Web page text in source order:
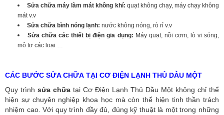
Sửa chữa máy làm mát không khí: quạt không chạy, máy chạy không
mát v.v
Sửa chữa bình nóng lạnh: nước không nóng, rò rỉ v.v
Sửa chữa các thiết bị điện gia dụng: Máy quạt, nồi cơm, lò vi sóng,
mô tơ các loại …
CÁC BƯỚC SỬA CHỮA TẠI CƠ ĐIỆN LẠNH THỦ DẦU MỘT
Quy trình sửa chữa tại Cơ Điện Lạnh Thủ Dầu Một không chỉ thể
hiện sự chuyên nghiệp khoa học mà còn thể hiện tinh thần trách
nhiệm cao. Với quy trình đầy đủ, đúng kỹ thuật là một trong những